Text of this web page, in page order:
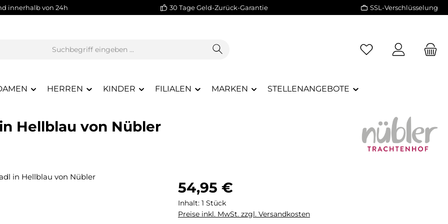
innerhalb von 24h 30 Tage Geld-Zurück-Garantie SSL-Verschlüsselung
HERREN KINDER FILIALEN MARKEN STELLENANGEBOTE
Hellblau von Nübler
Regulärer Preis:
54,95 €
Inhalt: 1 Stück
Preise inkl. MwSt. zzgl. Versandkosten